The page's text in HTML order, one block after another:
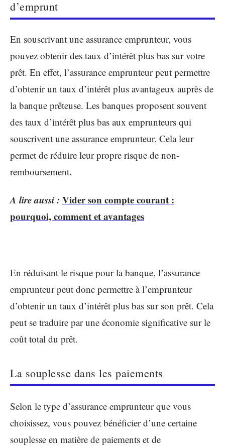
d’emprunt
En souscrivant une assurance emprunteur, vous
pouvez obtenir des taux d’intérêt plus bas sur votre
prêt. En effet, l’assurance emprunteur peut permettre
d’obtenir un taux d’intérêt plus avantageux auprès de
la banque prêteuse. Les banques proposent souvent
des taux d’intérêt plus bas aux emprunteurs qui
souscrivent une assurance emprunteur. Cela leur
permet de réduire leur propre risque de non-
remboursement.
A lire aussi : Vider son compte courant :
pourquoi, comment et avantages
En réduisant le risque pour la banque, l’assurance
emprunteur peut donc permettre à l’emprunteur
d’obtenir un taux d’intérêt plus bas sur son prêt. Cela
peut se traduire par une économie significative sur le
coût total du prêt.
La souplesse dans les paiements
Selon le type d’assurance emprunteur que vous
choisissez, vous pouvez bénéficier d’une certaine
souplesse en matière de paiements et de